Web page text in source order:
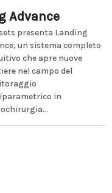
Advance
presenta Landing
un sistema completo
che apre nuove
nel campo del
in